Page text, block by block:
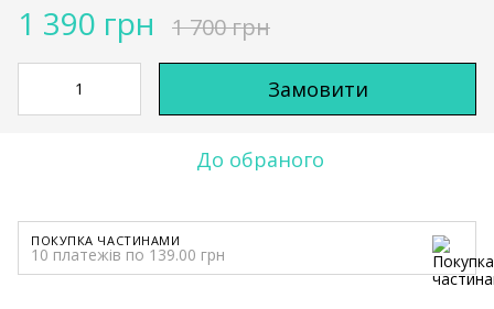
1 390 грн 1 700 грн
Замовити
До обраного
ПОКУПКА ЧАСТИНАМИ
10 платежів по 139.00 грн